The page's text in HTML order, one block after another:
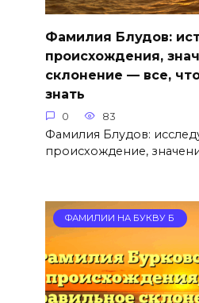
Фамилия Блудов:
происхождения,
склонение — все,
знать
0 83
Фамилия Блудов:
происхождение,
ФАМИЛИИ НА БУКВУ Б